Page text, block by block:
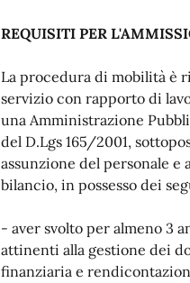
REQUISITI PER
La procedura di mobilità è
servizio con rapporto di
una Amministrazione
del D.Lgs 165/2001,
assunzione del personale
bilancio, in possesso dei
- aver svolto per almeno 3
attinenti alla gestione dei
finanziaria e